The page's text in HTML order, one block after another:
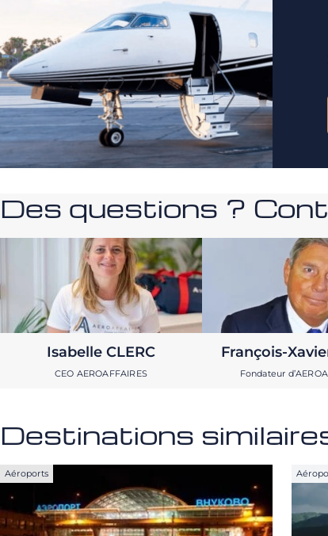
Des questions ?
Isabelle CLERC
CEO AEROAFFAIRES
François-
Fondateur
Destinations
Aéroports